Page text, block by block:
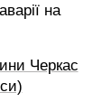
на
Черкас